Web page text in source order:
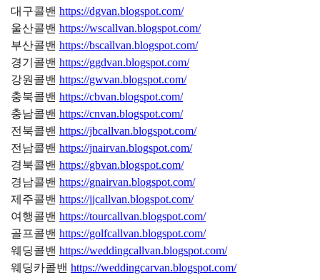
대구콜밴https://dgvan.blogspot.com/
울산콜밴https://wscallvan.blogspot.com/
부산콜밴https://bscallvan.blogspot.com/
경기콜밴https://ggdvan.blogspot.com/
강원콜밴https://gwvan.blogspot.com/
충북콜밴https://cbvan.blogspot.com/
충남콜밴https://cnvan.blogspot.com/
전북콜밴https://jbcallvan.blogspot.com/
전남콜밴https://jnairvan.blogspot.com/
경북콜밴https://gbvan.blogspot.com/
경남콜밴https://gnairvan.blogspot.com/
제주콜밴https://jjcallvan.blogspot.com/
여행콜밴https://tourcallvan.blogspot.com/
골프콜밴https://golfcallvan.blogspot.com/
웨딩콜밴https://weddingcallvan.blogspot.com/
웨딩카콜밴https://weddingcarvan.blogspot.com/